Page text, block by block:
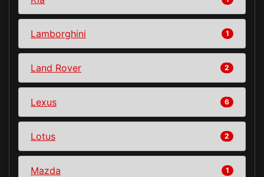
Lamborghini 1
Land Rover 2
Lexus 6
Lotus 2
Mazda 1